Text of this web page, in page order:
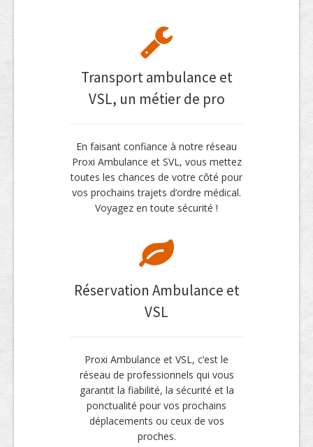
Transport ambulance et
VSL, un métier de pro
En faisant confiance à notre réseau
Proxi Ambulance et SVL, vous mettez
toutes les chances de votre côté pour
vos prochains trajets d’ordre médical.
Voyagez en toute sécurité !
Réservation Ambulance et
VSL
Proxi Ambulance et VSL, c’est le
réseau de professionnels qui vous
garantit la fiabilité, la sécurité et la
ponctualité pour vos prochains
déplacements ou ceux de vos
proches.